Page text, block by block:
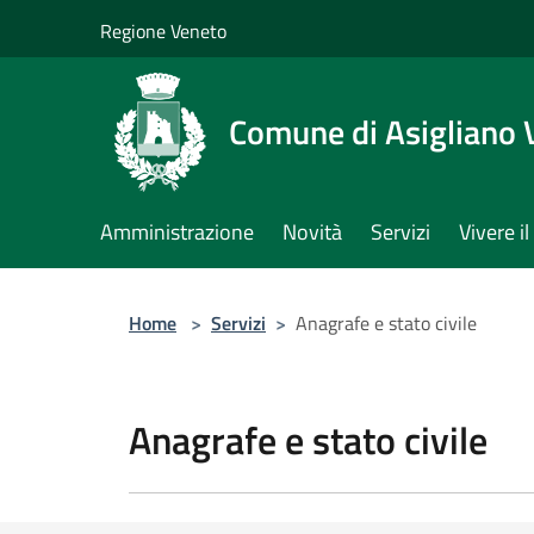
Regione Veneto
Comune di Asigliano
Amministrazione Novità Servizi Vivere
Home > Servizi > Anagrafe e stato civile
Anagrafe e stato civile